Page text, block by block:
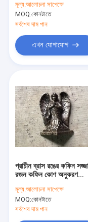
মূল্য:আলোচনা সাপেক্ষে
MOQ:কোনটাতে
সর্বশেষ দাম পান
এখন যোগাযোগ
প্রাচীন ব্রাস রঙের কফিন সজ্জা
রজন কফিন কোণ অনুকরণ
মূল্য:আলোচনা সাপেক্ষে
MOQ:কোনটাতে
সর্বশেষ দাম পান